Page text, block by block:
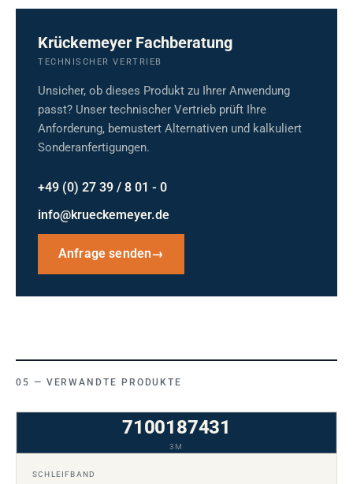
Krückemeyer Fachberatung
TECHNISCHER VERTRIEB
Unsicher, ob dieses Produkt zu Ihrer Anwendung
passt? Unser technischer Vertrieb prüft Ihre
Anforderung, bemustert Alternativen und kalkuliert
Sonderanfertigungen.
+49 (0) 27 39 / 8 01 - 0
info@krueckemeyer.de
Anfrage senden→
VERWANDTE PRODUKTE
7100187431
3M
SCHLEIFBAND